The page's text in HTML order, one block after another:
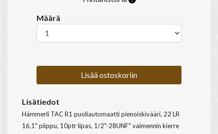
Määrä
Lisää ostoskoriin
Lisätiedot
Hämmerli TAC R1 puoliautomaatti pienoiskivääri, 22 LR
16,1" piippu, 10ptr lipas, 1/2"-28UNF" vaimennin kierre